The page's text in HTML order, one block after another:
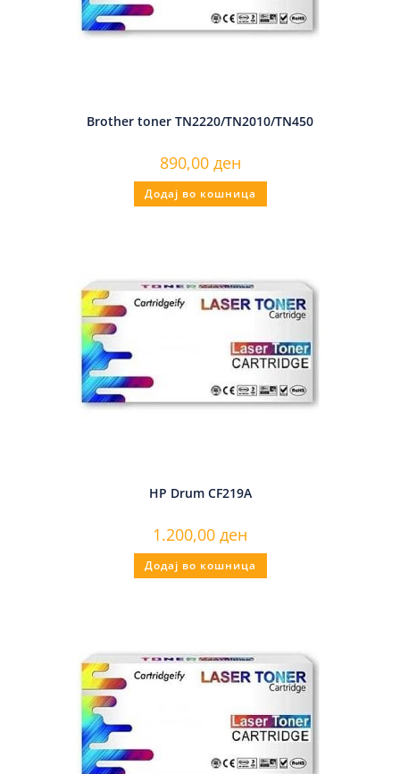
Brother toner TN2220/TN2010/TN450
890,00 ден
Додај во кошница
HP Drum CF219A
1.200,00 ден
Додај во кошница